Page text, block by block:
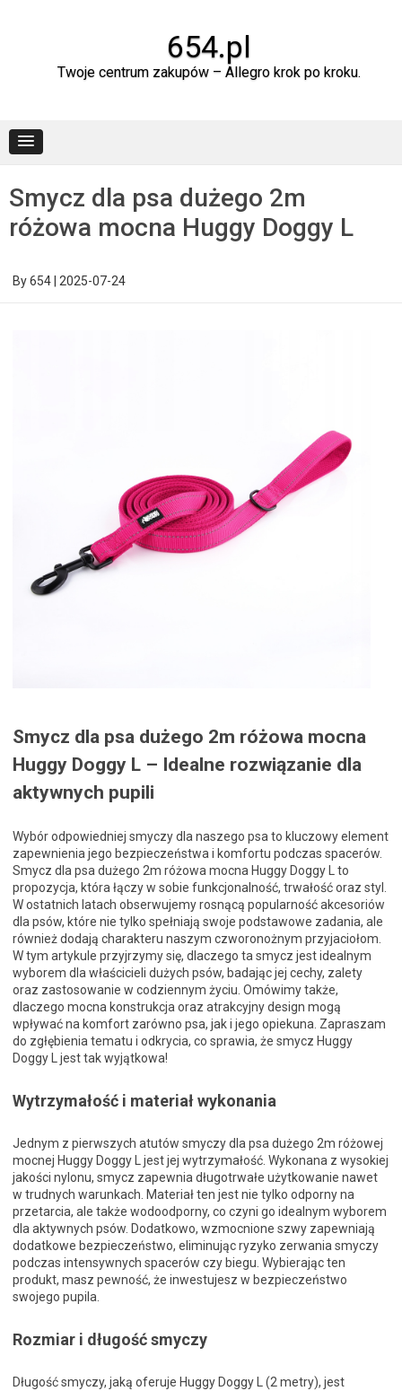
654.pl
Twoje centrum zakupów – Allegro krok po kroku.
Smycz dla psa dużego 2m
różowa mocna Huggy Doggy L
By654 2025-07-24
Smycz dla psa dużego 2m różowa mocna
Huggy Doggy L – Idealne rozwiązanie dla
aktywnych pupili
Wybór odpowiedniej smyczy dla naszego psa to kluczowy element
zapewnienia jego bezpieczeństwa i komfortu podczas spacerów.
Smycz dla psa dużego 2m różowa mocna Huggy Doggy L to
propozycja, która łączy w sobie funkcjonalność, trwałość oraz styl.
W ostatnich latach obserwujemy rosnącą popularność akcesoriów
dla psów, które nie tylko spełniają swoje podstawowe zadania, ale
również dodają charakteru naszym czworonożnym przyjaciołom.
W tym artykule przyjrzymy się, dlaczego ta smycz jest idealnym
wyborem dla właścicieli dużych psów, badając jej cechy, zalety
oraz zastosowanie w codziennym życiu. Omówimy także,
dlaczego mocna konstrukcja oraz atrakcyjny design mogą
wpływać na komfort zarówno psa, jak i jego opiekuna. Zapraszam
do zgłębienia tematu i odkrycia, co sprawia, że smycz Huggy
Doggy L jest tak wyjątkowa!
Wytrzymałość i materiał wykonania
Jednym z pierwszych atutów smyczy dla psa dużego 2m różowej
mocnej Huggy Doggy L jest jej wytrzymałość. Wykonana z wysokiej
jakości nylonu, smycz zapewnia długotrwałe użytkowanie nawet
w trudnych warunkach. Materiał ten jest nie tylko odporny na
przetarcia, ale także wodoodporny, co czyni go idealnym wyborem
dla aktywnych psów. Dodatkowo, wzmocnione szwy zapewniają
dodatkowe bezpieczeństwo, eliminując ryzyko zerwania smyczy
podczas intensywnych spacerów czy biegu. Wybierając ten
produkt, masz pewność, że inwestujesz w bezpieczeństwo
swojego pupila.
Rozmiar i długość smyczy
Długość smyczy, jaką oferuje Huggy Doggy L (2 metry), jest